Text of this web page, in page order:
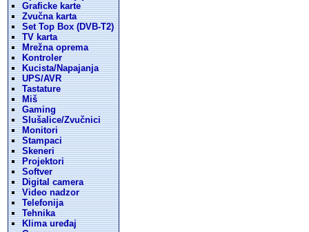
Graficke karte
Zvučna karta
Set Top Box (DVB-T2)
TV karta
Mrežna oprema
Kontroler
Kucista/Napajanja
UPS/AVR
Tastature
Miš
Gaming
Slušalice/Zvučnici
Monitori
Stampaci
Skeneri
Projektori
Softver
Digital camera
Video nadzor
Telefonija
Tehnika
Klima uređaj